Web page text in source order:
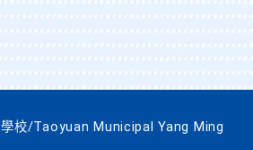
學校/Taoyuan Municipal Yang Ming